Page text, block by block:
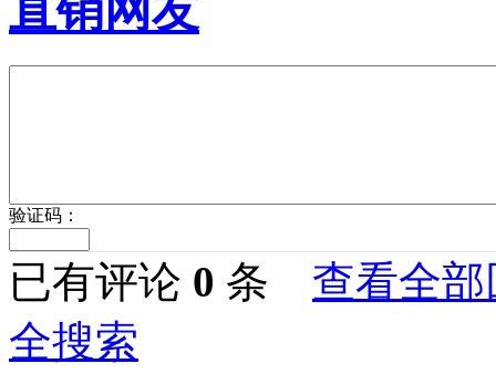
直销网友
验证码：
已有评论 0 条 查看全部
全搜索